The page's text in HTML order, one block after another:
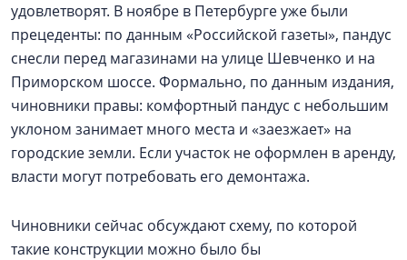
удовлетворят. В ноябре в Петербурге уже были
прецеденты: по данным «Российской газеты», пандус
снесли перед магазинами на улице Шевченко и на
Приморском шоссе. Формально, по данным издания,
чиновники правы: комфортный пандус с небольшим
уклоном занимает много места и «заезжает» на
городские земли. Если участок не оформлен в аренду,
власти могут потребовать его демонтажа.
Чиновники сейчас обсуждают схему, по которой
такие конструкции можно было бы